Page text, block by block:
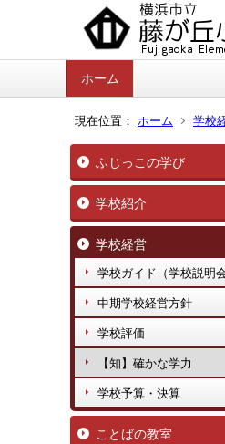
ホーム
現在位置： ホーム 学校
ふじっこの学び
学校紹介
学校経営
学校ガイド（学校説明会
中期学校経営方針
学校評価
【知】確かな学力
学校予算・決算
ことばの教室